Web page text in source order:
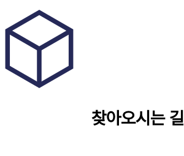
찾아오시는 길